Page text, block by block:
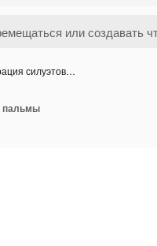
силуэтов…
пальмы